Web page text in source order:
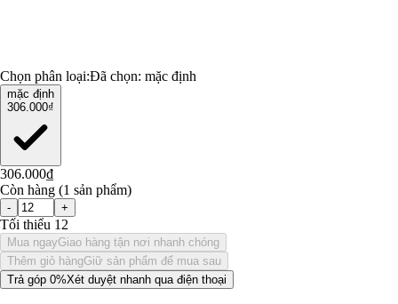
Chọn phân loại:Đã chọn: mặc định
mặc định
306.000₫
306.000₫
Còn hàng (1 sản phẩm)
- +
Tối thiểu 12
Mua ngayGiao hàng tận nơi nhanh chóng
Thêm giỏ hàngGiữ sản phẩm để mua sau
Trả góp 0%Xét duyệt nhanh qua điện thoại